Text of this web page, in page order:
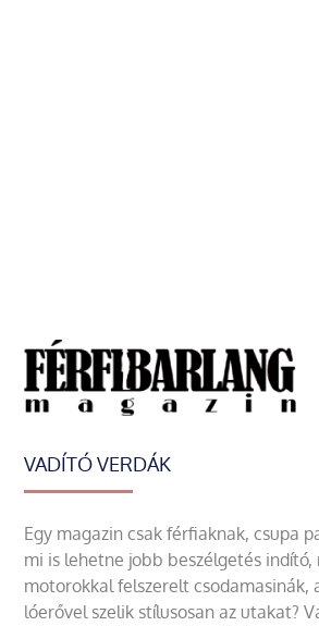
VADÍTÓ VERDÁK
Egy magazin csak férfiaknak, csupa
mi is lehetne jobb beszélgetés
motorokkal felszerelt csodamasinák,
lóerővel szelik stílusosan az utakat?